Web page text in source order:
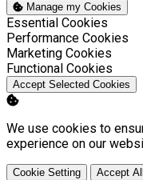
Manage my Cookies
Enable
Essential Cookies
Enable
Performance Cookies
Enable
Marketing Cookies
Enable
Functional Cookies
Accept Selected Cookies
We use cookies to
experience on our
Cookie Setting Accept